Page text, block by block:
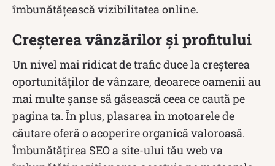
îmbunătățească vizibilitatea online.
Creșterea vânzărilor și profitului
Un nivel mai ridicat de trafic duce la creșterea
oportunităților de vânzare, deoarece oamenii au
mai multe șanse să găsească ceea ce caută pe
pagina ta. În plus, plasarea în motoarele de
căutare oferă o acoperire organică valoroasă.
Îmbunătățirea SEO a site-ului tău web va